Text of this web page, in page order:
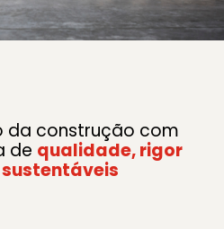
da construção com
de qualidade, rigor
sustentáveis